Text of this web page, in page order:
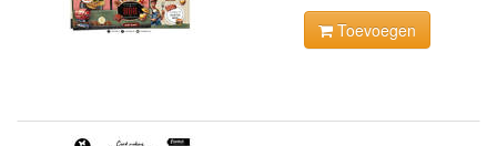
Toevoegen